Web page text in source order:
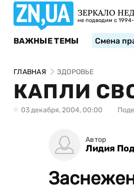
ЗЕРКАЛО
не подводим с 1994-
ВАЖНЫЕ ТЕМЫ Смена
ГЛАВНАЯ ЗДОРОВЬЕ
КАПЛИ
03 декабря, 2004, 00:00
Автор
Лидия